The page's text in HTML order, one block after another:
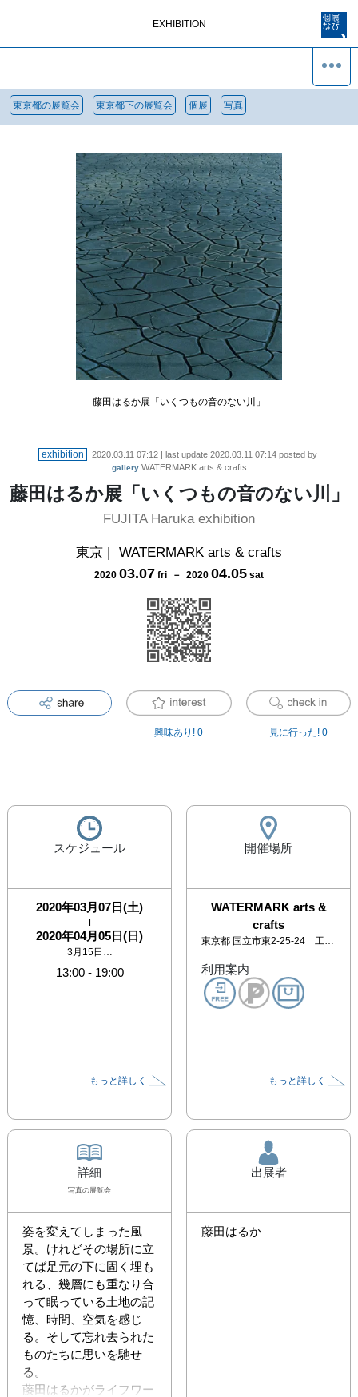
EXHIBITION
東京都の展覧会 東京都下の展覧会 個展 写真
藤田はるか展「いくつもの音のない川」
exhibition 2020.03.11 07:12 | last update 2020.03.11 07:14 posted by
gallery WATERMARK arts & crafts
藤田はるか展「いくつもの音のない川」
FUJITA Haruka exhibition
東京 | WATERMARK arts & crafts
2020 03.07 fri － 2020 04.05 sat
興味あり! 0 見に行った! 0
スケジュール
2020年03月07日(土)
|
2020年04月05日(日)
3月15日…
13:00- 19:00
もっと詳しく
開催場所
WATERMARK arts &
crafts
東京都 国立市東2-25-24 工藝火水土2F
利用案内
もっと詳しく
詳細
写真の展覧会
姿を変えてしまった風
景。けれどその場所に立
てば足元の下に固く埋も
れる、幾層にも重なり合
って眠っている土地の記
憶、時間、空気を感じ
る。そして忘れ去られた
ものたちに思いを馳せ
る。
藤田はるかがライフワー
出展者
藤田はるか